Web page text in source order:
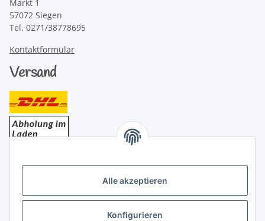
Alle akzeptieren
Konfigurieren
Markt 1
57072 Siegen
Tel. 0271/38778695
Kontaktformular
Versand